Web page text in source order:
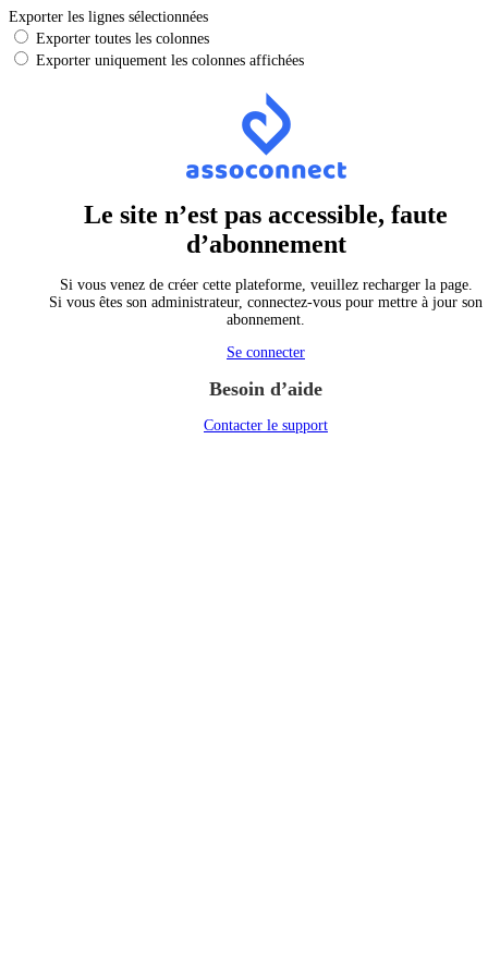
Exporter les lignes sélectionnées
Exporter toutes les colonnes
Exporter uniquement les colonnes affichées
Le site n’est pas accessible, faute
d’abonnement
Si vous venez de créer cette plateforme, veuillez recharger la page.
Si vous êtes son administrateur, connectez-vous pour mettre à jour son
abonnement.
Se connecter
Besoin d’aide
Contacter le support